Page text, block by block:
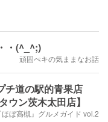
・(^_^;)
頑固ぺキの気ままなお話
チ道の駅的青果店
ウン茨木太田店】
ぼ高槻』グルメガイド vol.2